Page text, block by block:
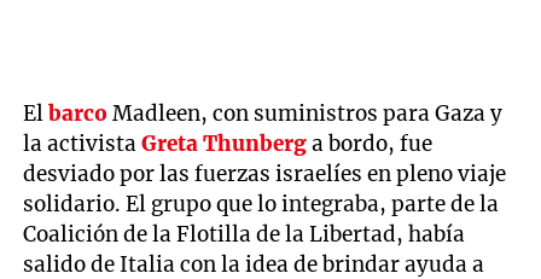
ElbarcoMadleen, con suministros para Gaza y
la activistaGreta Thunberga bordo, fue
desviado por las fuerzas israelíes en pleno viaje
solidario. El grupo que lo integraba, parte de la
Coalición de la Flotilla de la Libertad, había
salido de Italia con la idea de brindar ayuda a